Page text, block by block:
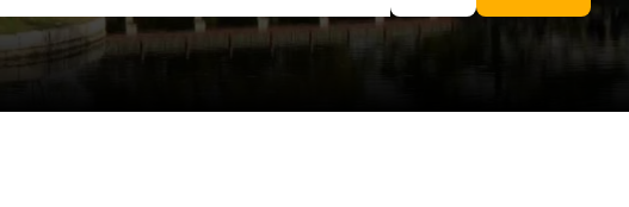
52 avaliações